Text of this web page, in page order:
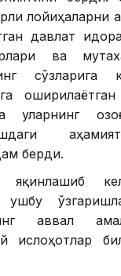
лойиҳаларни
давлат
ва
сўзларига
оширилаётган
уларнинг
берди.
ушбу
аввал
ислоҳотлар